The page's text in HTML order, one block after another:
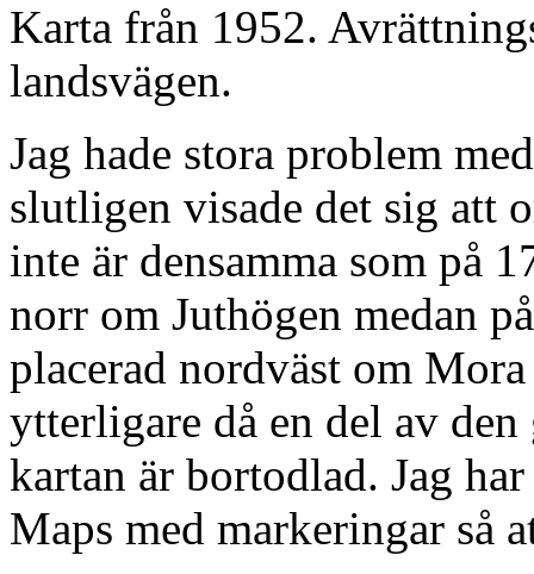
Karta från 1952.
landsvägen.
Jag hade stora problem
slutligen visade det sig att
inte är densamma som på
norr om Juthögen medan
placerad nordväst om
ytterligare då en del av
kartan är bortodlad. Jag
Maps med markeringar så